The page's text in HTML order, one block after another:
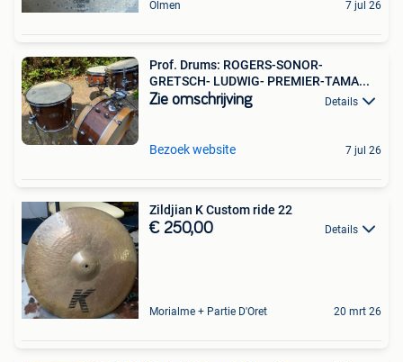
Olmen 7 jul 26
Prof. Drums: ROGERS-SONOR-
GRETSCH- LUDWIG- PREMIER-TAMA...
Zie omschrijving Details
Bezoek website 7 jul 26
Zildjian K Custom ride 22
€ 250,00 Details
Morialme + Partie D'Oret 20 mrt 26